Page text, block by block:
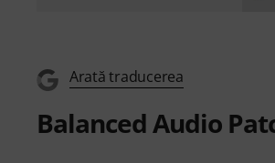
Arată traducerea
Balanced Audio